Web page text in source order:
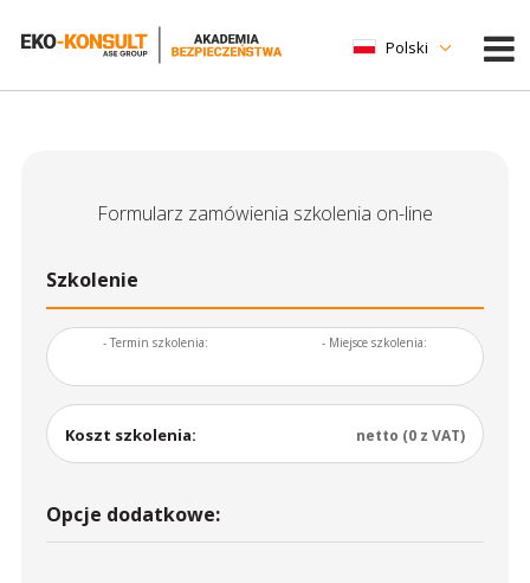
Polski
Formularz zamówienia szkolenia on-line
Szkolenie
- Termin szkolenia: - Miejsce szkolenia:
Koszt szkolenia: netto (0 z VAT)
Opcje dodatkowe: